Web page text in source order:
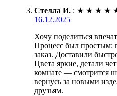
Стелла И. : ★ ★ ★ ★
16.12.2025
Хочу поделиться
Процесс был простым:
заказ. Доставили
Цвета яркие, детали
комнате — смотрится
вернусь за новыми
друзьям.